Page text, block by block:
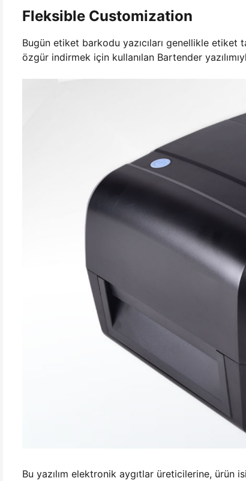
Fleksible Customization
Bugün etiket barkodu yazıcıları genellikle etiket
özgür indirmek için kullanılan Bartender
Bu yazılım elektronik aygıtlar üreticilerine, ürün